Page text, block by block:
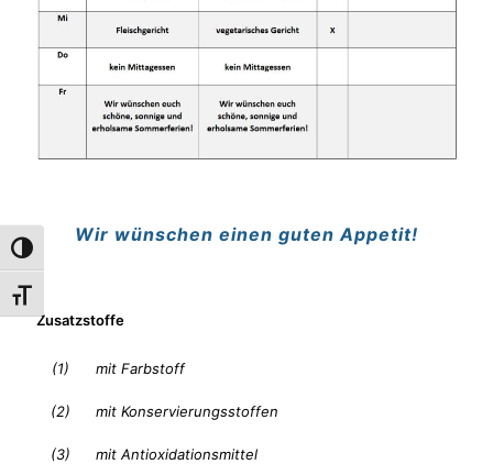
Umschalten auf hohe Kontraste
Schrift vergrößern
Wir wünschen einen guten Appetit!
Zusatzstoffe
(1) mit Farbstoff
(2) mit Konservierungsstoffen
(3) mit Antioxidationsmittel